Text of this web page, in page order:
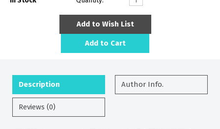
Add to Wish List
Add to Cart
Description Author Info.
Reviews (0)